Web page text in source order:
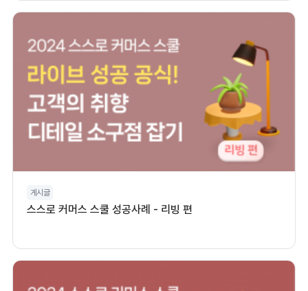
게시글
스스로 커머스 스쿨 성공사례 - 리빙 편